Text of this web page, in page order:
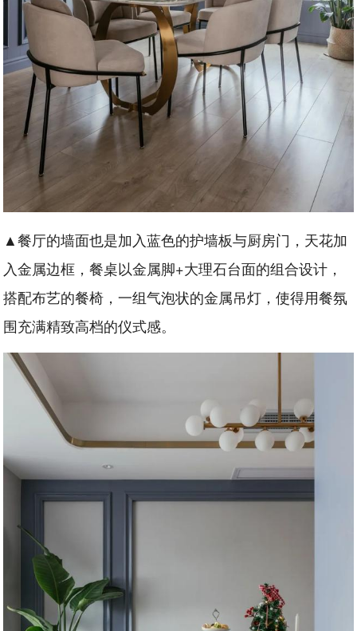
▲餐厅的墙面也是加入蓝色的护墙板与厨房门，天花加
入金属边框，餐桌以金属脚+大理石台面的组合设计，
搭配布艺的餐椅，一组气泡状的金属吊灯，使得用餐氛
围充满精致高档的仪式感。